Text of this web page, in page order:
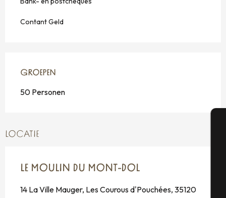
Contant Geld
GROEPEN
GROEPEN
50 Personen
LOCATIE
LE MOULIN DU MONT-DOL
14 La Ville Mauger, Les Courous d'Pouchées, 35120